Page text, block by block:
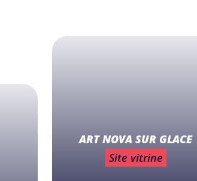
ART NOVA SUR GLACE
Site vitrine